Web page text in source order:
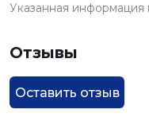
Указанная информация
Отзывы
Оставить отзыв